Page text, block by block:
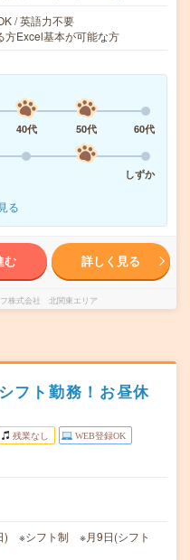
/ 英語力不要
方Excel基本が可能な方
40代 50代
60代
しずか
る
む 詳しく見る
株式会社 北関東エリア
フト勤務！お昼休
残業なし WEB登録OK
) ※シフト制 ※月9日(シフト